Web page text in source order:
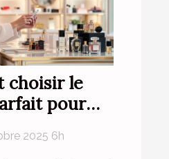
choisir le
pour
2025 6h